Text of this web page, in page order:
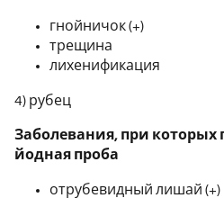
гнойничок (+)
трещина
лихенификация
4) рубец
Заболевания, при которых
йодная проба
отрубевидный лишай (+)